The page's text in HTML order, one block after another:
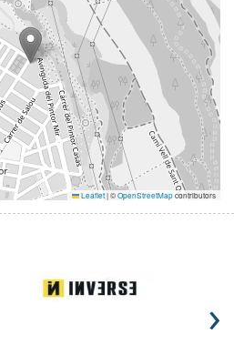
Leaflet|©OpenStreetMapcontributors
›